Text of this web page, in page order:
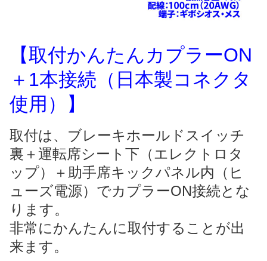
【取付かんたんカプラーON
＋1本接続（日本製コネクタ
使用）】
取付は、ブレーキホールドスイッチ
裏＋運転席シート下（エレクトロタ
ップ）＋助手席キックパネル内（ヒ
ューズ電源）でカプラーON接続とな
ります。
非常にかんたんに取付することが出
来ます。